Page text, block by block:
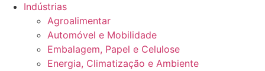
Indústrias
Agroalimentar
Automóvel e Mobilidade
Embalagem, Papel e Celulose
Energia, Climatização e Ambiente